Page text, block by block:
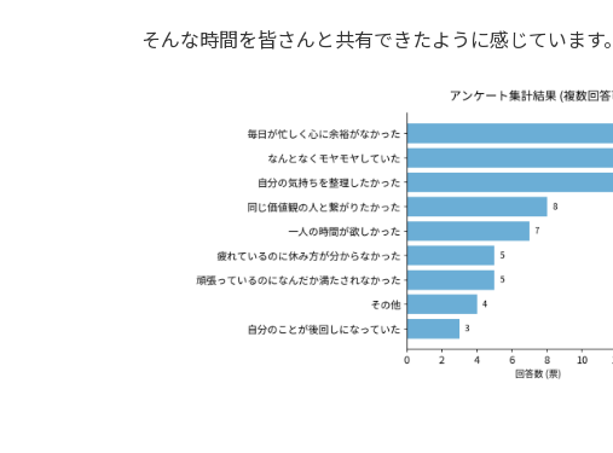
そんな時間を皆さんと共有できたように感じています。